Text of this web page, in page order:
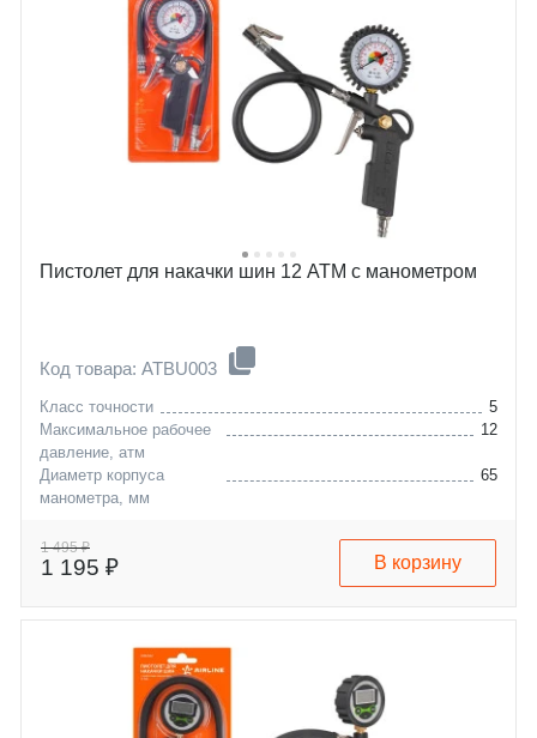
Пистолет для накачки шин 12 АТМ с манометром
Код товара: ATBU003
Класс точности
5
Максимальное рабочее
давление, атм
12
Диаметр корпуса
манометра, мм
65
давления, бар
1 495 ₽
1 195 ₽ В корзину